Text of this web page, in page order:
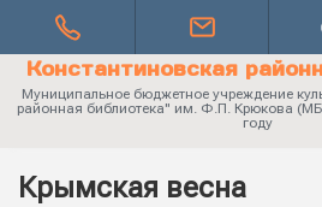
Константиновская
Муниципальное бюджетное учреждение
районная библиотека" им. Ф.П. Крюкова
году
Крымская весна